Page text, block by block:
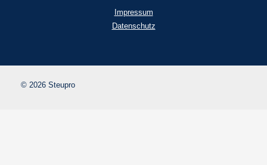
Impressum
Datenschutz
© 2026 Steupro